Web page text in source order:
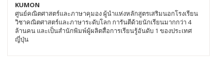
KUMON
ศูนย์คณิตศาสตร์และภาษาคุมอง ผู้นำแห่งหลักสูตรเสริมนอกโรงเรียน
วิชาคณิตศาสตร์และภาษาระดับโลก การันตีด้วยนักเรียนมากกว่า 4
ล้านคน และเป็นสำนักพิมพ์ผู้ผลิตสื่อการเรียนรู้อันดับ 1 ของประเทศ
ญี่ปุ่น